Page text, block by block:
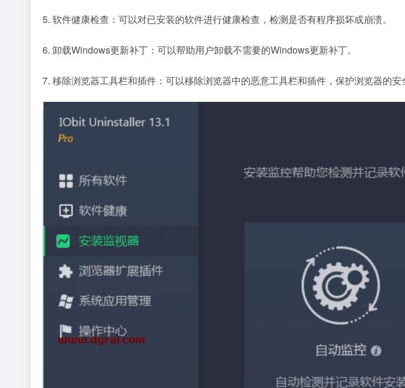
5. 软件健康检查：可以对已安装的软件进行健康检查，检测是否有程序损坏或崩溃。
6. 卸载Windows更新补丁：可以帮助用户卸载不需要的Windows更新补丁。
7. 移除浏览器工具栏和插件：可以移除浏览器中的恶意工具栏和插件，保护浏览器的安